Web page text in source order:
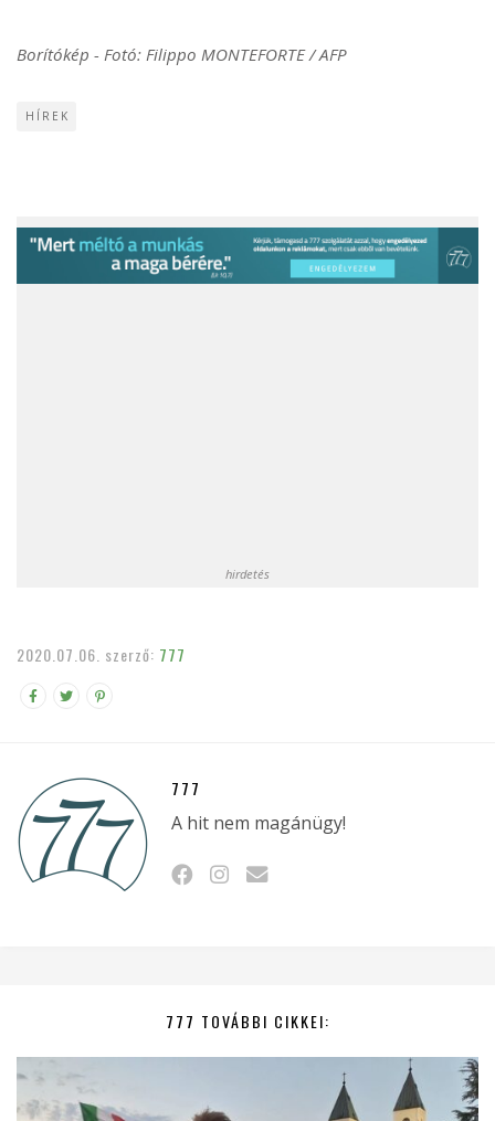
Borítókép - Fotó: Filippo MONTEFORTE / AFP
HÍREK
hirdetés
2020.07.06. szerző: 777
777
A hit nem magánügy!
777 TOVÁBBI CIKKEI: